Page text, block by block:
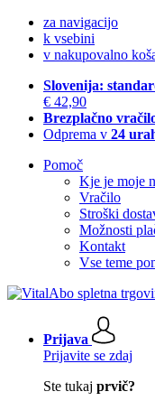
za navigacijo
k vsebini
v nakupovalno
Slovenija:
€ 42,90
Brezplačno
Odprema v 24
Pomoč
Kje je moje
Vračilo
Stroški
Možnosti
Kontakt
Vse teme
Prijava
Prijavite se zdaj
Ste tukaj prvič?